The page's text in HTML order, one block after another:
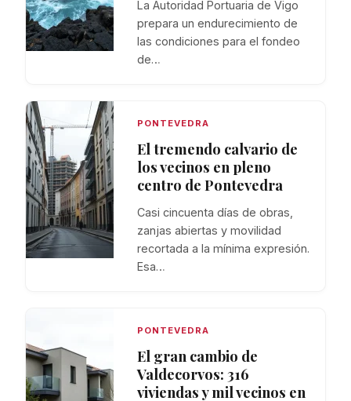
La Autoridad Portuaria de Vigo
prepara un endurecimiento de
las condiciones para el fondeo
de…
PONTEVEDRA
El tremendo calvario de
los vecinos en pleno
centro de Pontevedra
Casi cincuenta días de obras,
zanjas abiertas y movilidad
recortada a la mínima expresión.
Esa…
PONTEVEDRA
El gran cambio de
Valdecorvos: 316
viviendas y mil vecinos en